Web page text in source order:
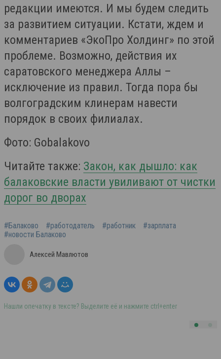
редакции имеются. И мы будем следить
за развитием ситуации. Кстати, ждем и
комментариев «ЭкоПро Холдинг» по этой
проблеме. Возможно, действия их
саратовского менеджера Аллы –
исключение из правил. Тогда пора бы
волгоградским клинерам навести
порядок в своих филиалах.
Фото: Gobalakovo
Читайте также: Закон, как дышло: как
балаковские власти увиливают от чистки
дорог во дворах
#Балаково #работодатель #работник
#зарплата
#новости Балаково
Алексей Мавлютов
Нашли опечатку в тексте? Выделите её и нажмите ctrl+enter